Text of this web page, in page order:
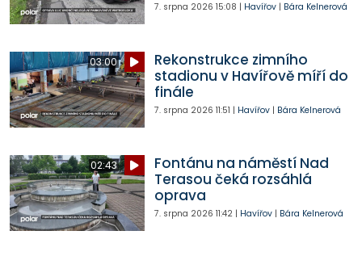
7. srpna 2026 15:08 | Havířov| Bára Kelnerová
03:00
Rekonstrukce zimního
stadionu v Havířově míří do
finále
7. srpna 2026 11:51 | Havířov| Bára Kelnerová
02:43
Fontánu na náměstí Nad
Terasou čeká rozsáhlá
oprava
7. srpna 2026 11:42| Havířov| Bára Kelnerová